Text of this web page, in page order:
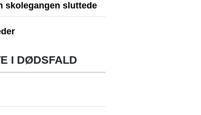
skolegangen sluttede
I DØDSFALD